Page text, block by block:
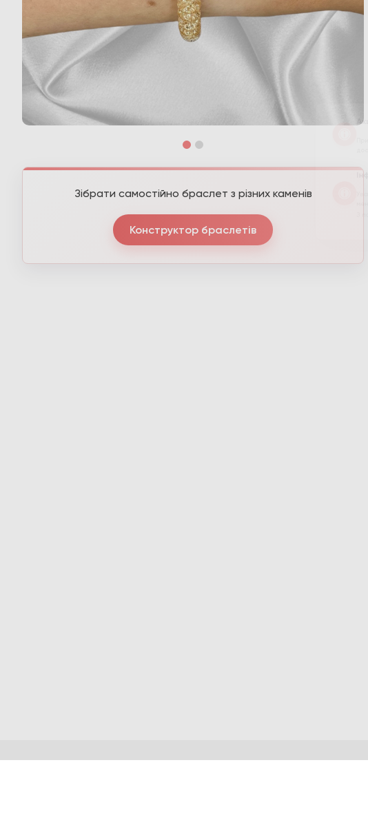
Акція
При
Увага,
З повагою,
Зібрати самостійно браслет з різних каменів
Конструктор браслетів